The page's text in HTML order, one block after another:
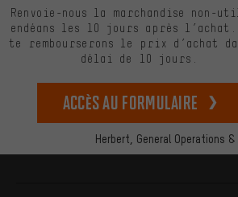
Herbert, General Operations
Renvoie-nous la marchandise non-
endéans les 10 jours après l’achat.
te rembourserons le prix d’achat
délai de 10 jours.
Accès au formulaire